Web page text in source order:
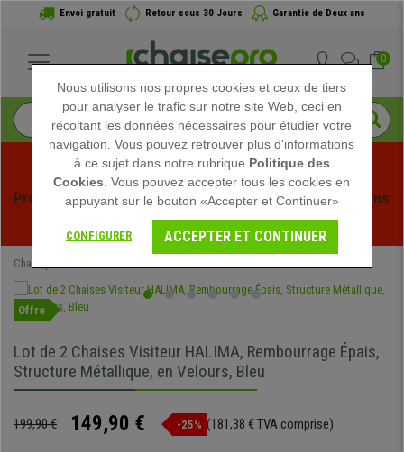
Envoi gratuit Retour sous 30 Jours Garantie de Deux ans
0
Profitez des soldes d'été chez Chaisepro ! Des réductions
exclusives pour une durée limitée - Voir l'offre
Chaisepro
Offre
Lot de 2 Chaises Visiteur HALIMA, Rembourrage Épais,
Structure Métallique, en Velours, Bleu
199,90 € 149,90 € -25% (181,38 € TVA comprise)
Nous utilisons nos propres cookies et ceux de tiers
pour analyser le trafic sur notre site Web, ceci en
récoltant les données nécessaires pour étudier votre
navigation. Vous pouvez retrouver plus d'informations
à ce sujet dans notre rubrique Politique des
Cookies . Vous pouvez accepter tous les cookies en
appuyant sur le bouton «Accepter et Continuer»
CONFIGURER ACCEPTER ET CONTINUER